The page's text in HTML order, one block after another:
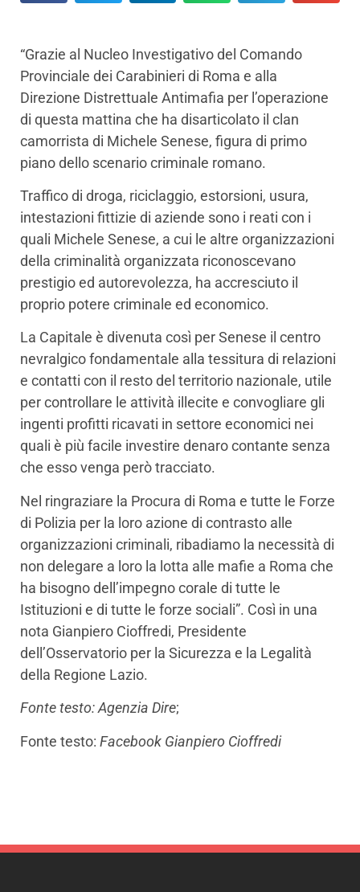
“Grazie al Nucleo Investigativo del Comando
Provinciale dei Carabinieri di Roma e alla
Direzione Distrettuale Antimafia per l’operazione
di questa mattina che ha disarticolato il clan
camorrista di Michele Senese, figura di primo
piano dello scenario criminale romano.
Traffico di droga, riciclaggio, estorsioni, usura,
intestazioni fittizie di aziende sono i reati con i
quali Michele Senese, a cui le altre organizzazioni
della criminalità organizzata riconoscevano
prestigio ed autorevolezza, ha accresciuto il
proprio potere criminale ed economico.
La Capitale è divenuta così per Senese il centro
nevralgico fondamentale alla tessitura di relazioni
e contatti con il resto del territorio nazionale, utile
per controllare le attività illecite e convogliare gli
ingenti profitti ricavati in settore economici nei
quali è più facile investire denaro contante senza
che esso venga però tracciato.
Nel ringraziare la Procura di Roma e tutte le Forze
di Polizia per la loro azione di contrasto alle
organizzazioni criminali, ribadiamo la necessità di
non delegare a loro la lotta alle mafie a Roma che
ha bisogno dell’impegno corale di tutte le
Istituzioni e di tutte le forze sociali”. Così in una
nota Gianpiero Cioffredi, Presidente
dell’Osservatorio per la Sicurezza e la Legalità
della Regione Lazio.
Fonte testo: Agenzia Dire;
Fonte testo: Facebook Gianpiero Cioffredi